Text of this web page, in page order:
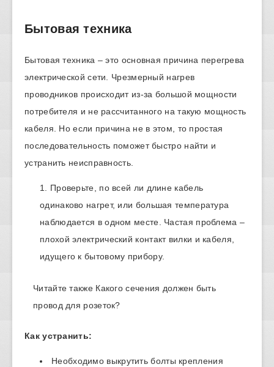
Бытовая техника
Бытовая техника – это основная причина перегрева
электрической сети. Чрезмерный нагрев
проводников происходит из-за большой мощности
потребителя и не рассчитанного на такую мощность
кабеля. Но если причина не в этом, то простая
последовательность поможет быстро найти и
устранить неисправность.
Проверьте, по всей ли длине кабель
одинаково нагрет, или большая температура
наблюдается в одном месте. Частая проблема –
плохой электрический контакт вилки и кабеля,
идущего к бытовому прибору.
Читайте также Какого сечения должен быть
провод для розеток?
Как устранить:
Необходимо выкрутить болты крепления